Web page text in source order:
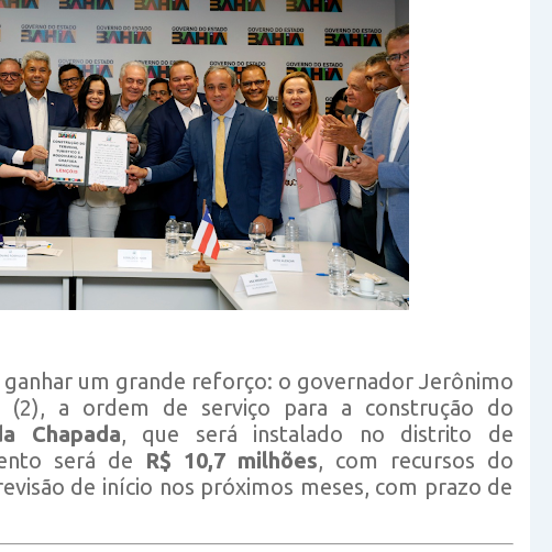
ganhar um grande reforço: o governador Jerônimo
(2), a ordem de serviço para a construção do
Chapada, que será instalado no distrito de
será de R$ 10,7 milhões, com recursos do
de início nos próximos meses, com prazo de